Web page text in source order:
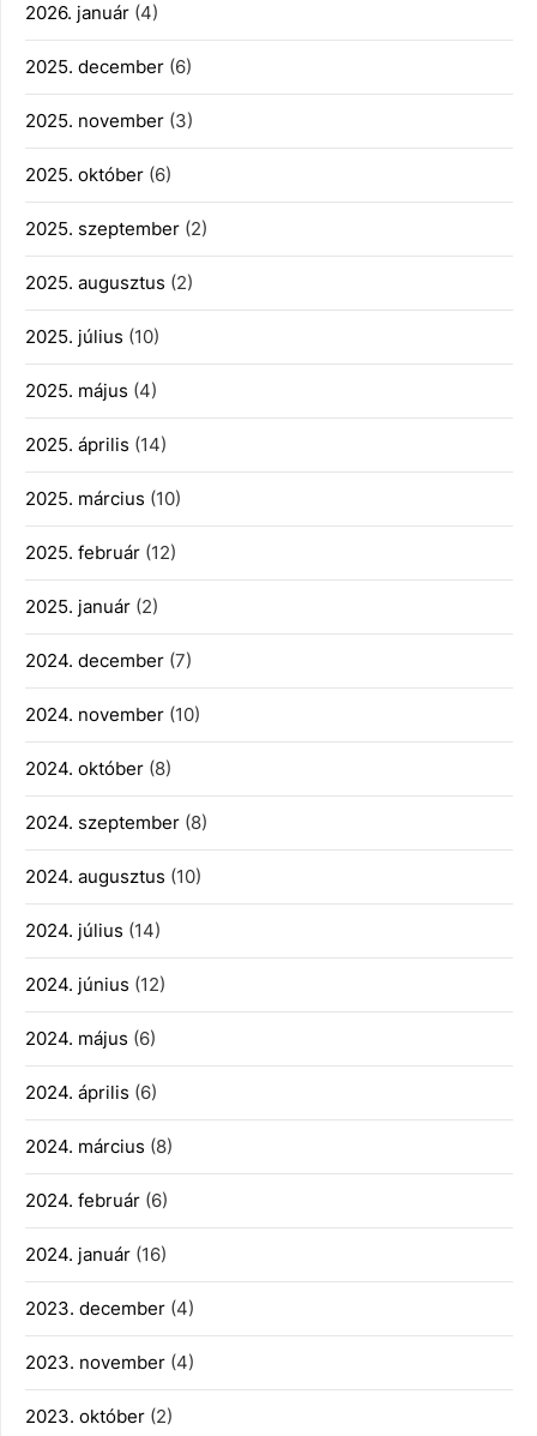
2026. január (4)
2025. december (6)
2025. november (3)
2025. október (6)
2025. szeptember (2)
2025. augusztus (2)
2025. július (10)
2025. május (4)
2025. április (14)
2025. március (10)
2025. február (12)
2025. január (2)
2024. december (7)
2024. november (10)
2024. október (8)
2024. szeptember (8)
2024. augusztus (10)
2024. július (14)
2024. június (12)
2024. május (6)
2024. április (6)
2024. március (8)
2024. február (6)
2024. január (16)
2023. december (4)
2023. november (4)
2023. október (2)